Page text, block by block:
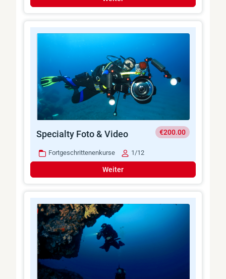
Specialty Foto & Video €200.00
Fortgeschrittenenkurse 1/12
Weiter